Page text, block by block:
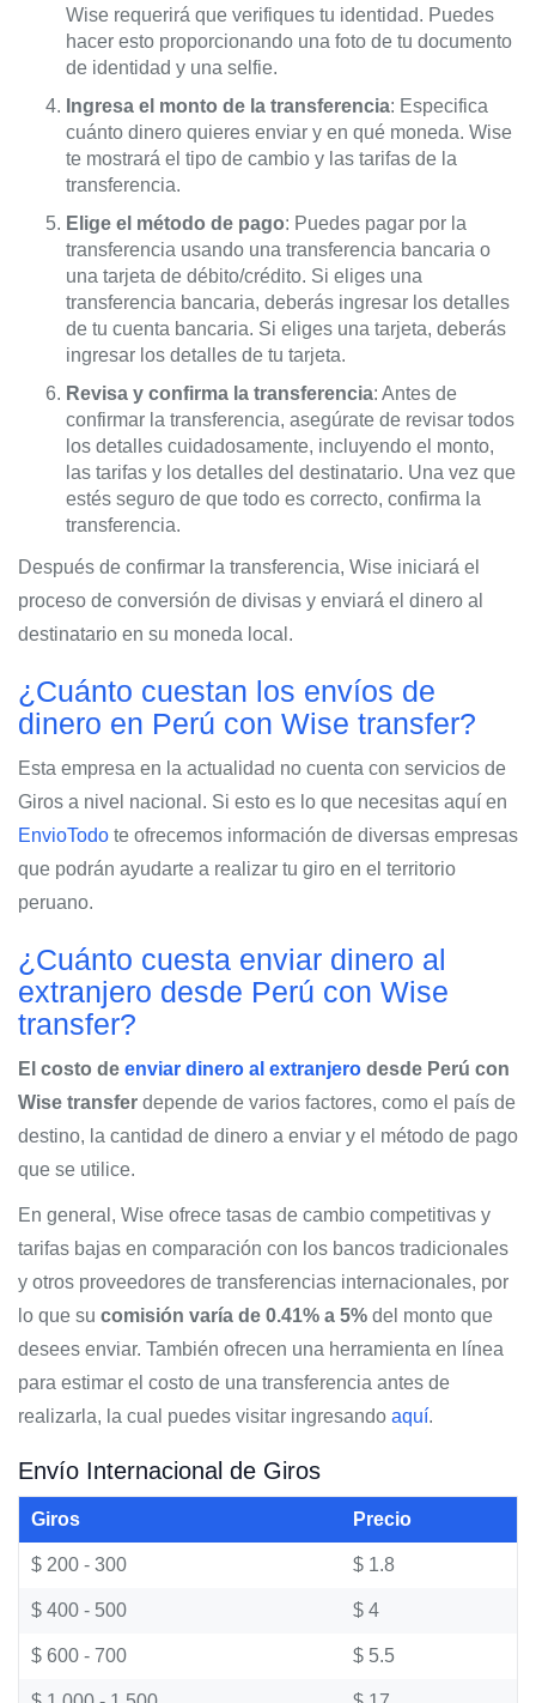
Wise requerirá que verifiques tu identidad. Puedes
hacer esto proporcionando una foto de tu documento
de identidad y una selfie.
Ingresa el monto de la transferencia: Especifica
cuánto dinero quieres enviar y en qué moneda. Wise
te mostrará el tipo de cambio y las tarifas de la
transferencia.
Elige el método de pago: Puedes pagar por la
transferencia usando una transferencia bancaria o
una tarjeta de débito/crédito. Si eliges una
transferencia bancaria, deberás ingresar los detalles
de tu cuenta bancaria. Si eliges una tarjeta, deberás
ingresar los detalles de tu tarjeta.
Revisa y confirma la transferencia: Antes de
confirmar la transferencia, asegúrate de revisar todos
los detalles cuidadosamente, incluyendo el monto,
las tarifas y los detalles del destinatario. Una vez que
estés seguro de que todo es correcto, confirma la
transferencia.
Después de confirmar la transferencia, Wise iniciará el
proceso de conversión de divisas y enviará el dinero al
destinatario en su moneda local.
¿Cuánto cuestan los envíos de
dinero en Perú con Wise transfer?
Esta empresa en la actualidad no cuenta con servicios de
Giros a nivel nacional. Si esto es lo que necesitas aquí en
EnvioTodo te ofrecemos información de diversas empresas
que podrán ayudarte a realizar tu giro en el territorio
peruano.
¿Cuánto cuesta enviar dinero al
extranjero desde Perú con Wise
transfer?
El costo de enviar dinero al extranjero desde Perú con
Wise transfer depende de varios factores, como el país de
destino, la cantidad de dinero a enviar y el método de pago
que se utilice.
En general, Wise ofrece tasas de cambio competitivas y
tarifas bajas en comparación con los bancos tradicionales
y otros proveedores de transferencias internacionales, por
lo que su comisión varía de 0.41% a 5% del monto que
desees enviar. También ofrecen una herramienta en línea
para estimar el costo de una transferencia antes de
realizarla, la cual puedes visitar ingresando aquí.
Envío Internacional de Giros
Giros Precio
$ 200 - 300 $ 1.8
$ 400 - 500 $ 4
$ 600 - 700 $ 5.5